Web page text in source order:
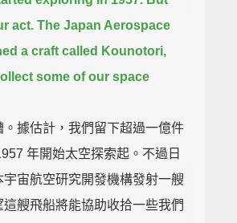
act. The Japan Aerospace
a craft called Kounotori,
some of our space
據估計，我們留下超過一億件
年開始太空探索起。不過日
宙航空研究開發機構發射一艘
艘飛船將能協助收拾一些我們